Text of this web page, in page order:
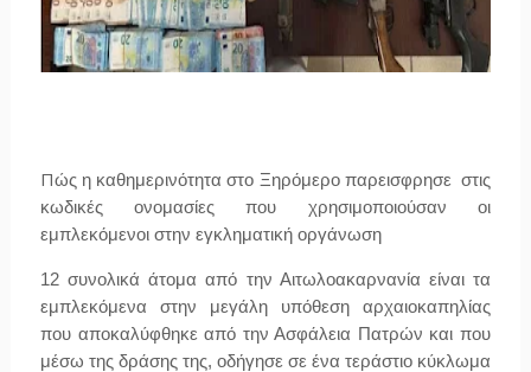
Πώς η καθημερινότητα στο Ξηρόμερο παρεισφρησε στις
κωδικές ονομασίες που χρησιμοποιούσαν οι
εμπλεκόμενοι στην εγκληματική οργάνωση
12 συνολικά άτομα από την Αιτωλοακαρνανία είναι τα
εμπλεκόμενα στην μεγάλη υπόθεση αρχαιοκαπηλίας
που αποκαλύφθηκε από την Ασφάλεια Πατρών και που
μέσω της δράσης της, οδήγησε σε ένα τεράστιο κύκλωμα